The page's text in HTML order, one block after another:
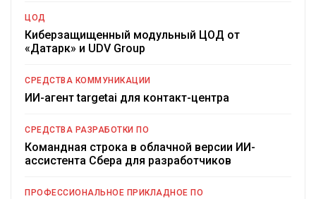
ЦОД
Киберзащищенный модульный ЦОД от
«Датарк» и UDV Group
СРЕДСТВА КОММУНИКАЦИИ
ИИ-агент targetai для контакт-центра
СРЕДСТВА РАЗРАБОТКИ ПО
Командная строка в облачной версии ИИ-
ассистента Сбера для разработчиков
ПРОФЕССИОНАЛЬНОЕ ПРИКЛАДНОЕ ПО